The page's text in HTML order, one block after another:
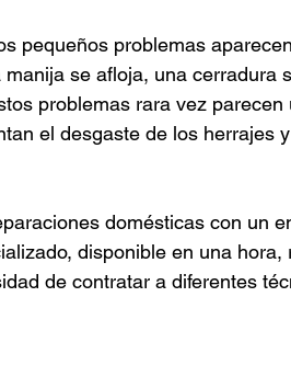
pequeños problemas
se afloja, una cerradura
problemas rara vez
el desgaste de los herrajes
domésticas con un
disponible en una
de contratar a diferentes